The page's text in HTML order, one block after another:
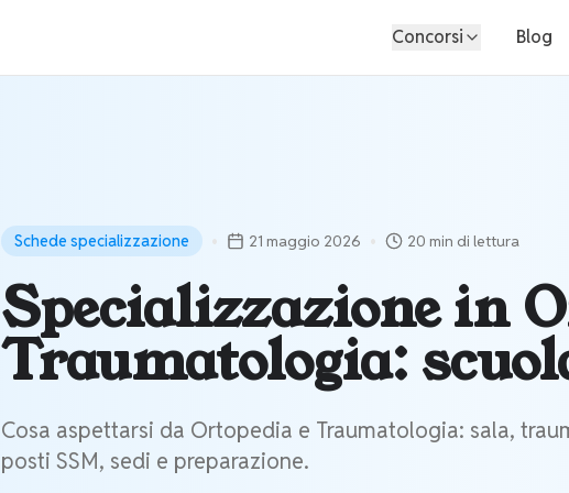
Concorsi Blog
Schede specializzazione • 21 maggio 2026 • 20 min di lettura
Specializzazione in
Traumatologia:
Cosa aspettarsi da Ortopedia e Traumatologia: sala,
posti SSM, sedi e preparazione.